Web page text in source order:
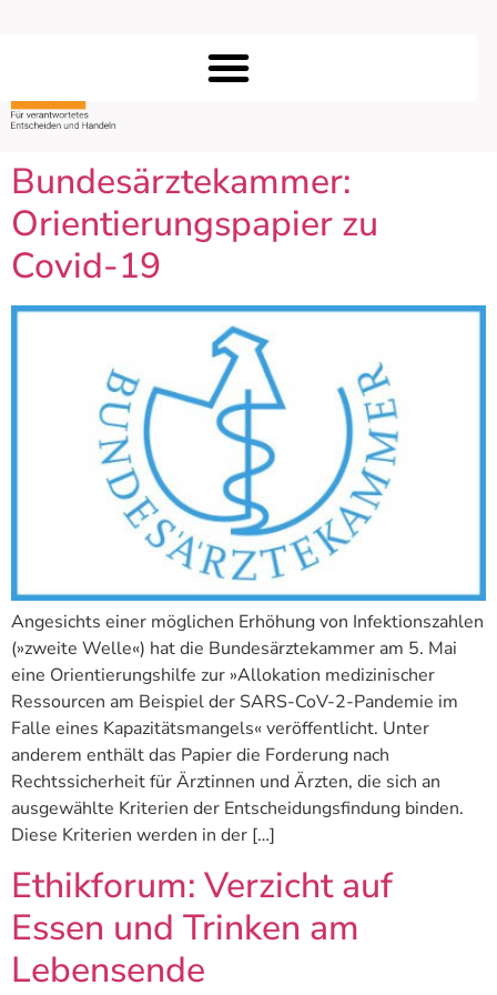
Bundesärztekammer:
Orientierungspapier zu
Covid-19
Angesichts einer möglichen Erhöhung von Infektionszahlen
(»zweite Welle«) hat die Bundesärztekammer am 5. Mai
eine Orientierungshilfe zur »Allokation medizinischer
Ressourcen am Beispiel der SARS-CoV-2-Pandemie im
Falle eines Kapazitätsmangels« veröffentlicht. Unter
anderem enthält das Papier die Forderung nach
Rechtssicherheit für Ärztinnen und Ärzten, die sich an
ausgewählte Kriterien der Entscheidungsfindung binden.
Diese Kriterien werden in der […]
Ethikforum: Verzicht auf
Essen und Trinken am
Lebensende